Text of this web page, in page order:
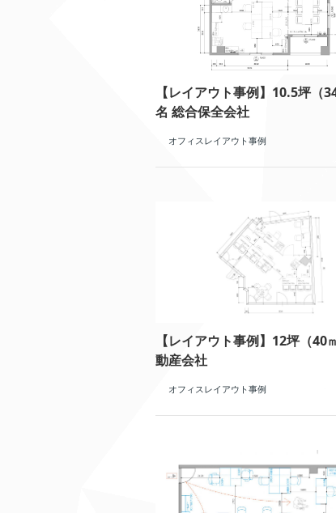
【レイアウト事例】10.5坪（
名 総合保全会社
オフィスレイアウト事例
【レイアウト事例】12坪（40
動産会社
オフィスレイアウト事例